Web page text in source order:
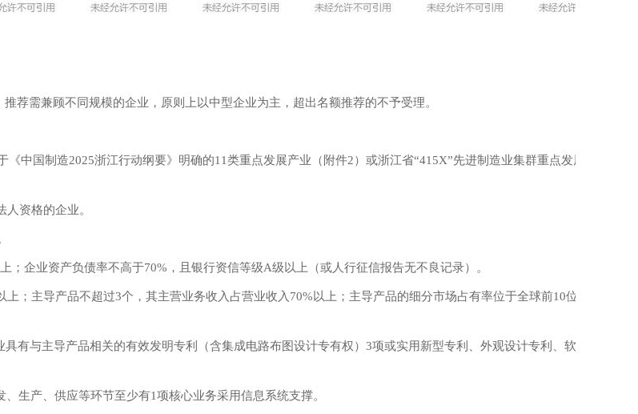
荐需兼顾不同规模的企业，原则上以中型企业为主，超出名额推荐的不予受理。
中国制造2025浙江行动纲要》明确的11类重点发展产业（附件2）或浙江省“415X”先进制造业集群重点发展
资格的企业。
；企业资产负债率不高于70%，且银行资信等级A级以上（或人行征信报告无不良记录）。
；主导产品不超过3个，其主营业务收入占营业收入70%以上；主导产品的细分市场占有率位于全球前10位或
有与主导产品相关的有效发明专利（含集成电路布图设计专有权）3项或实用新型专利、外观设计专利、软件
生产、供应等环节至少有1项核心业务采用信息系统支撑。